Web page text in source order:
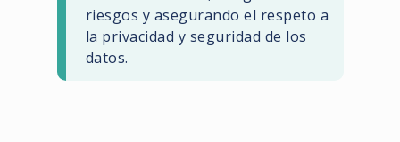
riesgos y asegurando el respeto a
la privacidad y seguridad de los
datos.